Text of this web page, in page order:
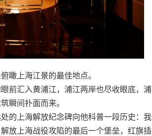
瞰上海江景的最佳地点。
前汇入黄浦江，浦江两岸也尽收眼底，浦
瞬间扑面而来。
的上海解放纪念碑向他科普一段历史：我
放上海战役攻陷的最后一个堡垒，红旗插